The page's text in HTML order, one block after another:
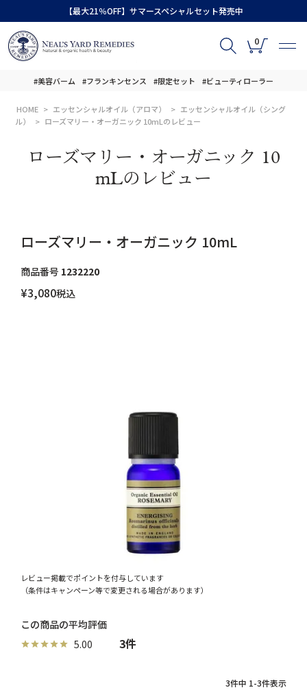
【最大21％OFF】サマースペシャルセット発売中
0
#美容バーム #フランキンセンス #限定セット #ビューティローラー
HOME エッセンシャルオイル（アロマ）
エッセンシャルオイル（シング
ル）
ローズマリー・オーガニック 10mLのレビュー
ローズマリー・オーガニック 10
mLのレビュー
ローズマリー・オーガニック 10mL
商品番号 1232220
¥3,080税込
レビュー掲載でポイントを付与しています
（条件はキャンペーン等で変更される場合があります）
5.00 3
3件中 1-3件表示